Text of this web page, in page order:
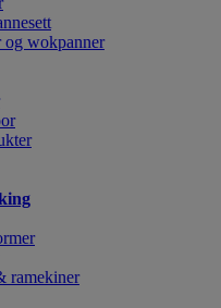
og wokpanner
ramekiner